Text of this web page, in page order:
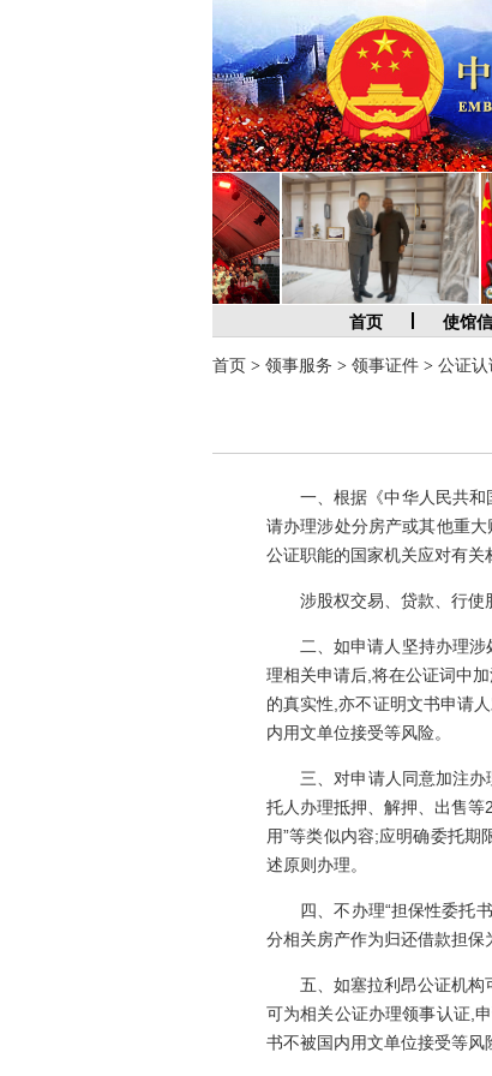
首页 使馆
首页 > 领事服务 > 领事证件> 公证认
一、根据《中华人民共和国
请办理涉处分房产或其他重
公证职能的国家机关应对有关
涉股权交易、贷款、行使股
二、如申请人坚持办理涉处
理相关申请后,将在公证词中
的真实性,亦不证明文书申请
内用文单位接受等风险。
三、对申请人同意加注办理
托人办理抵押、解押、出售
用”等类似内容;应明确委托期
述原则办理。
四、不办理“担保性委托书”
分相关房产作为归还借款担保
五、如塞拉利昂公证机构可
可为相关公证办理领事认证,
书不被国内用文单位接受等风